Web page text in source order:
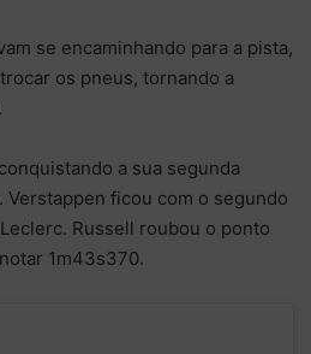
se encaminhando para a pista,
os pneus, tornando a
a sua segunda
Verstappen ficou com o segundo
Russell roubou o ponto
1m43s370.